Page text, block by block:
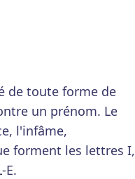
de toute forme de
un prénom. Le
l'infâme,
forment les lettres I,
E.